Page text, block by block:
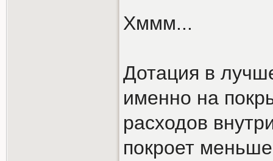
Хммм...
Дотация в
именно на
расходов
покроет